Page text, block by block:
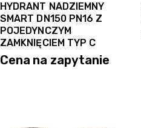
HYDRANT NADZIEMNY
SMART DN150 PN16 Z
POJEDYNCZYM
ZAMKNIĘCIEM TYP C
Cena na zapytanie